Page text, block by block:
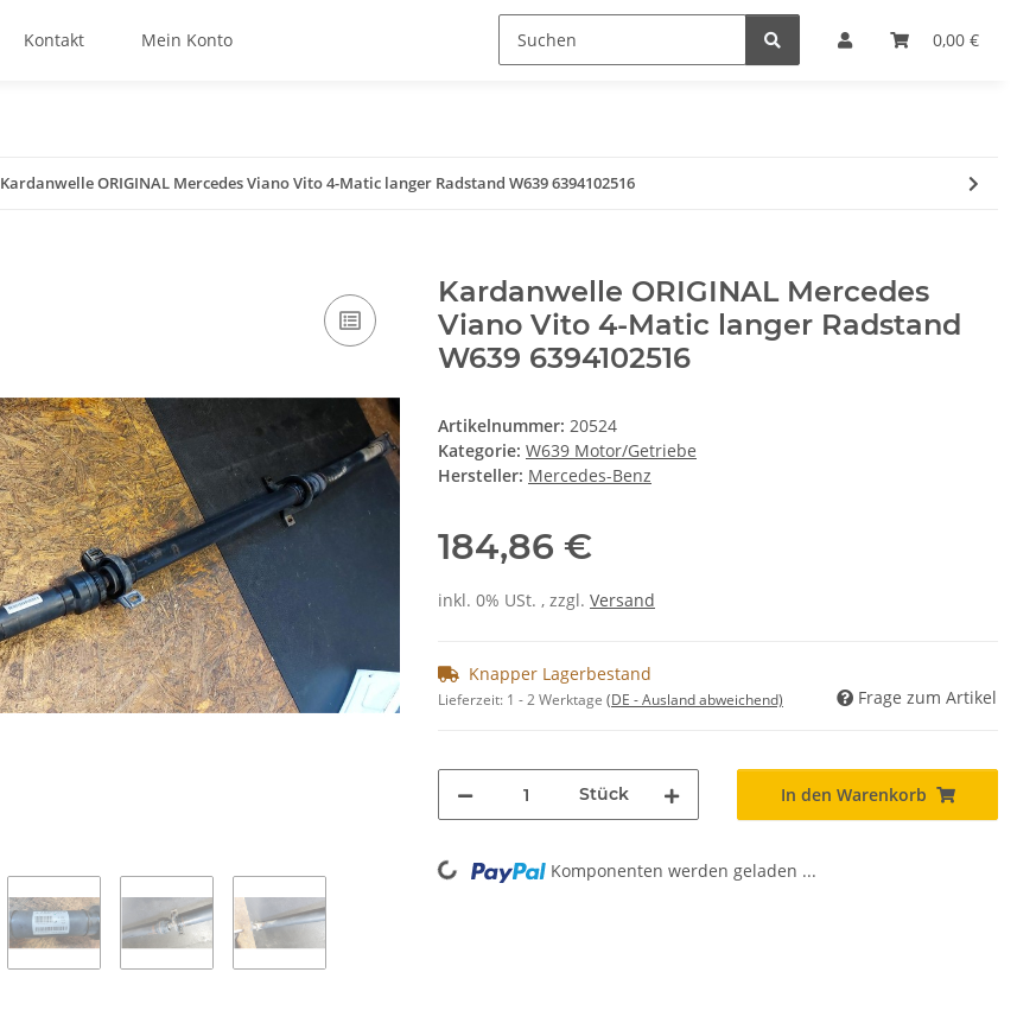
0,00 €
Kontakt Mein Konto
Kardanwelle ORIGINAL Mercedes Viano Vito 4-Matic langer Radstand W639 6394102516
Kardanwelle ORIGINAL Mercedes
Viano Vito 4-Matic langer Radstand
W639 6394102516
Artikelnummer: 20524
Kategorie: W639 Motor/Getriebe
Hersteller: Mercedes-Benz
184,86 €
inkl. 0% USt. , zzgl. Versand
Knapper Lagerbestand
Lieferzeit: 1 - 2 Werktage (DE - Ausland abweichend) Frage zum Artikel
Stück In den Warenkorb
Loading... Komponenten werden geladen ...